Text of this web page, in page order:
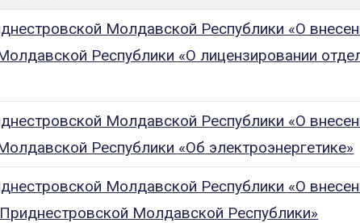
Молдавской Республики «О
Республики «О лицензировании
Молдавской Республики «О
Республики «Об электроэнергетике»
Молдавской Республики «О
Молдавской Республики»